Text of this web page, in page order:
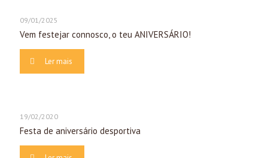
09/01/2025
Vem festejar connosco, o teu ANIVERSÁRIO!
Ler mais
19/02/2020
Festa de aniversário desportiva